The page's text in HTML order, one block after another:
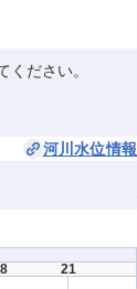
ださい。
河川水位情報
21